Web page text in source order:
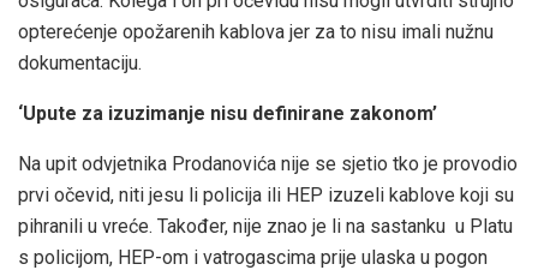
opterećenje opožarenih kablova jer za to nisu imali nužnu
dokumentaciju.
‘Upute za izuzimanje nisu definirane zakonom’
Na upit odvjetnika Prodanovića nije se sjetio tko je provodio
prvi očevid, niti jesu li policija ili HEP izuzeli kablove koji su
pihranili u vreće. Također, nije znao je li na sastanku u Platu
s policijom, HEP-om i vatrogascima prije ulaska u pogon